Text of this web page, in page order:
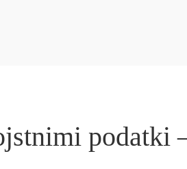
podatki